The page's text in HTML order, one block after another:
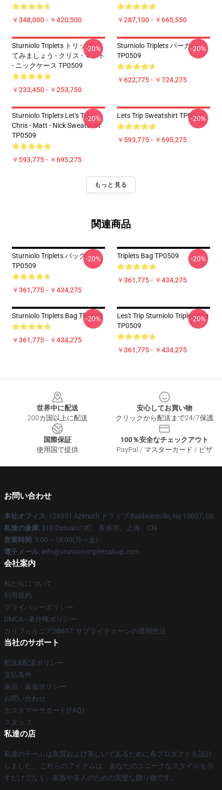
￥348,000 - ￥420,500 ￥287,100 - ￥665,550
Sturniolo Triplets トリップし
てみましょう - クリス - マット
- ニックケース TP0509
￥233,450 - ￥253,750
-20%
Sturniolo Triplets パーカー
TP0509
￥622,775 - ￥724,275
-20%
Sturniolo Triplets Let's Trip -
Chris - Matt - Nick Sweatshirt
TP0509
￥593,775 - ￥695,275
-20% Lets Trip Sweatshirt TP0509
￥593,775 - ￥695,275
-20%
もっと見る
関連商品
Sturniolo Triplets バッグ
TP0509
￥361,775 - ￥434,275
-20% Triplets Bag TP0509
￥361,775 - ￥434,275
-20%
Sturniolo Triplets Bag TP0509
￥361,775 - ￥434,275
-20%
Les't Trip Sturniolo Triples Bag
TP0509
￥361,775 - ￥434,275
-20%
世界中に配送
200カ国以上に配送
安心してお買い物
クリックから配送まで24/7保護
国際保証
使用国で提供
100％安全なチェックアウト
PayPal / マスターカード / ビザ
お問い合わせ
本社オフィス: 128351 Azimuth ドライブ Baldwinsville, Ny 13027, Us
私達の倉庫: 310 Datuanの町、長春市、上海、CN
営業時間: 9:00～18:00(月～金)
電子メール: info@sturniolotripletsshop.com
会社案内
私たちについて
利用規約
プライバシーポリシー
DMCA - 著作権ポリシー
カリフォルニアSB657: サプライチェーンの透明性法
当社のサポート
配送&配送ポリシー
支払条件
返品・返金ポリシー
お問い合わせ
カスタマーサポート(FAQ)
スタッフ
私達の店
私達のチームは良質および美しいであるために各プロダクトを設計
しました。 これらのアイテムは、あなたのユニークなスタイルを示
すだけでなく、家族や友人のための完璧な贈り物です。